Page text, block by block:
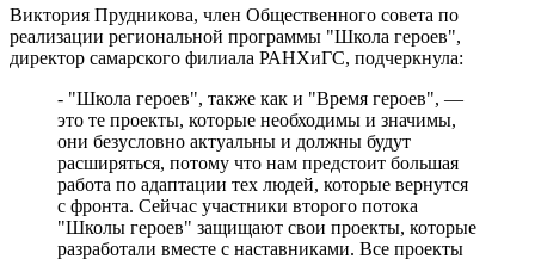
Вячеслав Федорищев: "У нас очень сильная федерация
прыжков на батуте"
08.08.2026 | 17:57
Самарцев приглашают на бесплатные тренировки 9 августа
08.08.2026 | 17:38
8 августа в Самаре косят траву на 20-ти улицах
08.08.2026 | 17:08
Школы Самарской области перейдут на обновленную
программу с 1 сентября
08.08.2026 | 16:39
В Самарской области 8 августа объявили штормовое
предупреждение
Виктория Прудникова, член Общественного совета по
реализации региональной программы "Школа героев",
директор самарского филиала РАНХиГС, подчеркнула:
- "Школа героев", также как и "Время героев", —
это те проекты, которые необходимы и значимы,
они безусловно актуальны и должны будут
расширяться, потому что нам предстоит большая
работа по адаптации тех людей, которые вернутся
с фронта. Сейчас участники второго потока
"Школы героев" защищают свои проекты, которые
разработали вместе с наставниками. Все проекты